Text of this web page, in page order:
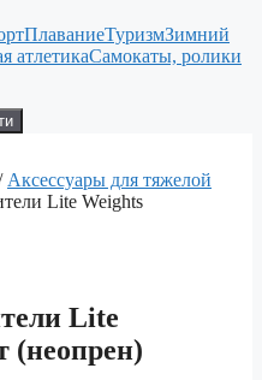
ПлаваниеТуризмЗимний
атлетикаСамокаты, ролики
Аксессуары для тяжелой
Lite Weights
Lite
(неопрен)